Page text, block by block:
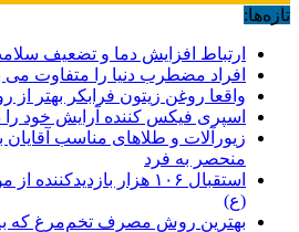
تازه‌ها:
ارتباط افزایش دما و تضعیف
افراد مضطرب دنیا را متفاوت می
واقعا روغن زیتون فرابکر بهتر
اسپری فیکس کننده آرایش خود را
زیورآلات و طلاهای مناسب
منحصر به فرد
استقبال ۱۰۶ هزار
(ع)
بهترین روش مصرف تخم‌مرغ که